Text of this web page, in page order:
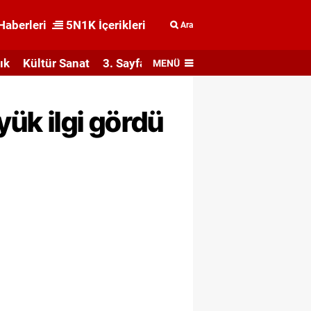
5N1K İçerikleri Ara
Kültür Sanat 3. Sayfa MENÜ
ilgi gördü